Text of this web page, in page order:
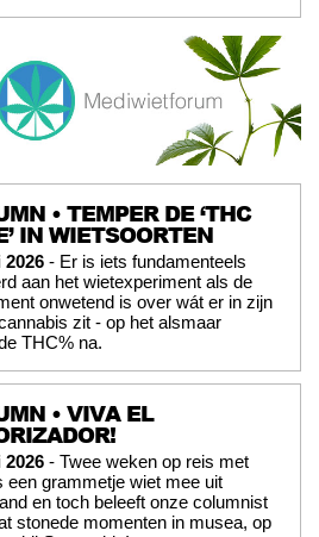
• TEMPER DE ‘THC
IN WIETSOORTEN
2026 - Er is iets fundamenteels
aan het wietexperiment als de
onwetend is over wát er in zijn
zit - op het alsmaar
THC% na.
• VIVA EL
2026 - Twee weken op reis met
een grammetje wiet mee uit
en toch beleeft onze columnist
stonede momenten in musea, op